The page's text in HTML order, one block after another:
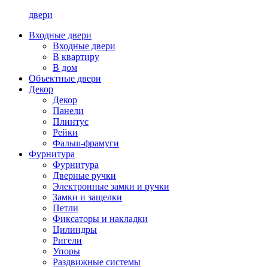
двери
Входные двери
Входные двери
В квартиру
В дом
Объектные двери
Декор
Декор
Панели
Плинтус
Рейки
Фальш-фрамуги
Фурнитура
Фурнитура
Дверные ручки
Электронные замки и ручки
Замки и защелки
Петли
Фиксаторы и накладки
Цилиндры
Ригели
Упоры
Раздвижные системы